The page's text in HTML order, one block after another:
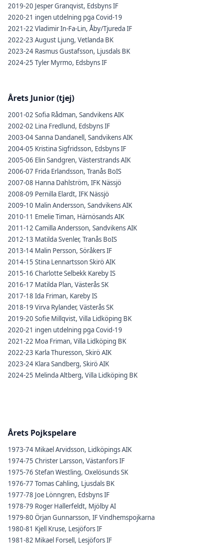
2019-20 Jesper Granqvist, Edsbyns IF
2020-21 ingen utdelning pga Covid-19
2021-22 Vladimir In-Fa-Lin, Åby/Tjureda IF
2022-23 August Ljung, Vetlanda BK
2023-24 Rasmus Gustafsson, Ljusdals BK
2024-25 Tyler Myrmo, Edsbyns IF
Årets Junior (tjej)
2001-02 Sofia Rådman, Sandvikens AIK
2002-02 Lina Fredlund, Edsbyns IF
2003-04 Sanna Dandanell, Sandvikens AIK
2004-05 Kristina Sigfridsson, Edsbyns IF
2005-06 Elin Sandgren, Västerstrands AIK
2006-07 Frida Erlandsson, Tranås BoIS
2007-08 Hanna Dahlström, IFK Nässjö
2008-09 Pernilla Elardt, IFK Nässjö
2009-10 Malin Andersson, Sandvikens AIK
2010-11 Emelie Timan, Härnösands AIK
2011-12 Camilla Andersson, Sandvikens AIK
2012-13 Matilda Svenler, Tranås BoIS
2013-14 Malin Persson, Söråkers IF
2014-15 Stina Lennartsson Skirö AIK
2015-16 Charlotte Selbekk Kareby IS
2016-17 Matilda Plan, Västerås SK
2017-18 Ida Friman, Kareby IS
2018-19 Virva Rylander, Västerås SK
2019-20 Sofie Millqvist, Villa Lidköping BK
2020-21 ingen utdelning pga Covid-19
2021-22 Moa Friman, Villa Lidköping BK
2022-23 Karla Thuresson, Skirö AIK
2023-24 Klara Sandberg, Skirö AIK
2024-25 Melinda Altberg, Villa Lidköping BK
Årets Pojkspelare
1973-74 Mikael Arvidsson, Lidköpings AIK
1974-75 Christer Larsson, Västanfors IF
1975-76 Stefan Westling, Oxelösunds SK
1976-77 Tomas Cahling, Ljusdals BK
1977-78 Joe Lönngren, Edsbyns IF
1978-79 Roger Hallerfeldt, Mjölby AI
1979-80 Örjan Gunnarsson, IF Vindhemspojkarna
1980-81 Kjell Kruse, Lesjöfors IF
1981-82 Mikael Forsell, Lesjöfors IF